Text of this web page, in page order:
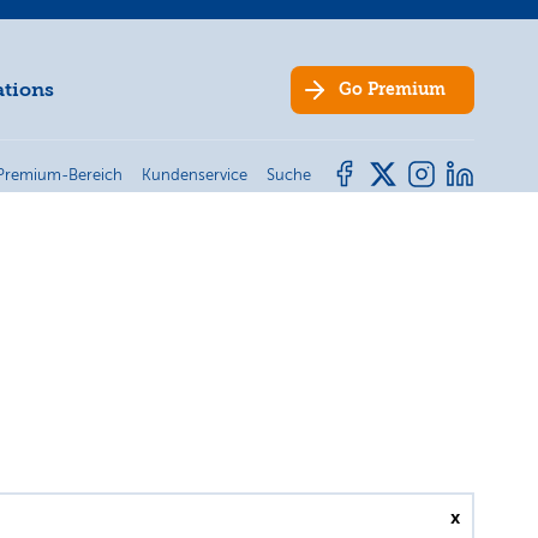
Go Premium
Bereich Kundenservice Suche
x